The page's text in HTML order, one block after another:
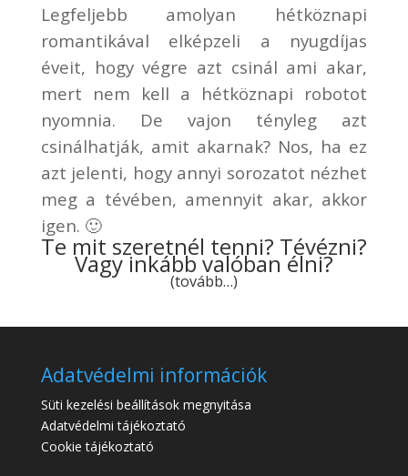
Legfeljebb amolyan hétköznapi
romantikával elképzeli a nyugdíjas
éveit, hogy végre azt csinál ami akar,
mert nem kell a hétköznapi robotot
nyomnia. De vajon tényleg azt
csinálhatják, amit akarnak? Nos, ha ez
azt jelenti, hogy annyi sorozatot nézhet
meg a tévében, amennyit akar, akkor
igen. 🙂
Te mit szeretnél tenni? Tévézni?
Vagy inkább valóban élni?
(tovább…)
Adatvédelmi információk
Süti kezelési beállítások megnyitása
Adatvédelmi tájékoztató
Cookie tájékoztató